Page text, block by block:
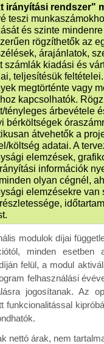
irányítási rendszer"
teszi
és szinte
rögzíthetők az
árajánlatok,
számlák kiadási és
teljesítésük
megtörténte vagy
kapcsolhatók.
tényleges árbevétele
bérköltségek
átvehetők a
költség adatai. A
elemzések,
információk
olyan cégnél,
elemzésekre van
modulok díjai
minden
felül, a modul
felhasználási
jogosítanak. Az
funkcionalitással
nettó árak, nem